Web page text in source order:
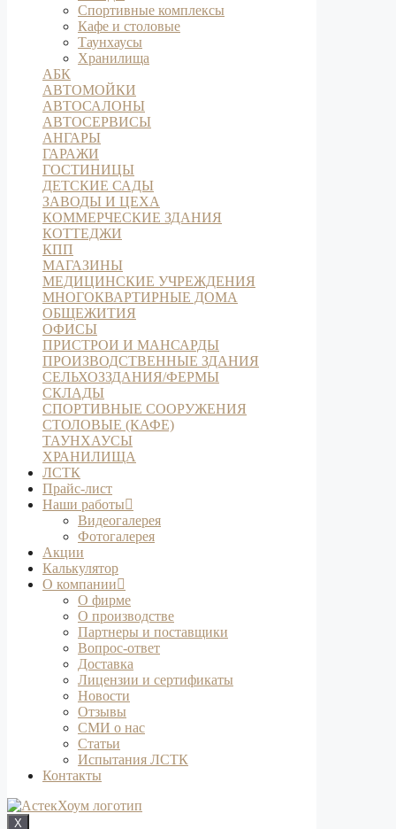
Спортивные комплексы
Кафе и столовые
Таунхаусы
Хранилища
АБК
АВТОМОЙКИ
АВТОСАЛОНЫ
АВТОСЕРВИСЫ
АНГАРЫ
ГАРАЖИ
ГОСТИНИЦЫ
ДЕТСКИЕ САДЫ
ЗАВОДЫ И ЦЕХА
КОММЕРЧЕСКИЕ ЗДАНИЯ
КОТТЕДЖИ
КПП
МАГАЗИНЫ
МЕДИЦИНСКИЕ УЧРЕЖДЕНИЯ
МНОГОКВАРТИРНЫЕ ДОМА
ОБЩЕЖИТИЯ
ОФИСЫ
ПРИСТРОИ И МАНСАРДЫ
ПРОИЗВОДСТВЕННЫЕ ЗДАНИЯ
СЕЛЬХОЗЗДАНИЯ/ФЕРМЫ
СКЛАДЫ
СПОРТИВНЫЕ СООРУЖЕНИЯ
СТОЛОВЫЕ (КАФЕ)
ТАУНХАУСЫ
ХРАНИЛИЩА
ЛСТК
Прайс-лист
Наши работы
Видеогалерея
Фотогалерея
Акции
Калькулятор
О компании
О фирме
О производстве
Партнеры и поставщики
Вопрос-ответ
Доставка
Лицензии и сертификаты
Новости
Отзывы
СМИ о нас
Статьи
Испытания ЛСТК
Контакты
X